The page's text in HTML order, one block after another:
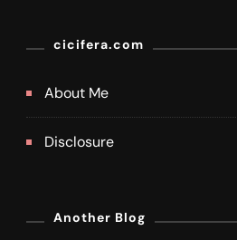
cicifera.com
About Me
Disclosure
Another Blog